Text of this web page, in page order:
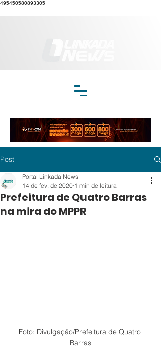
495450580893305
Post
Prefeitura de Quatro Barras
na mira do MPPR
Portal Linkada News
14 de fev. de 2020 1 min de leitura
Foto: Divulgação/Prefeitura de Quatro
Barras